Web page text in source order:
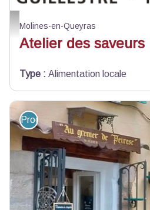
Atelier des saveurs_Molines-en-Queyras
Molines-en-Queyras
Atelier des saveurs
Type : Alimentation locale
Produit du terroir et artisanat